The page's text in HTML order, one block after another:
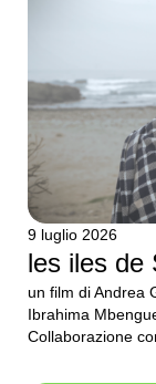
9 luglio 2026
les iles de
un film di Andrea
Ibrahima
Collaborazione